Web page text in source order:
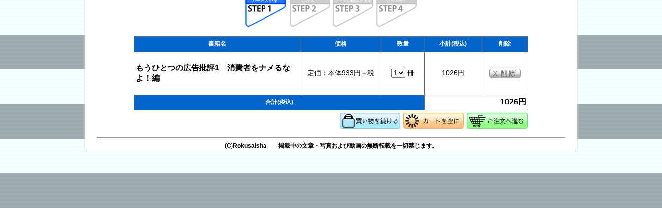
書籍名 価格 数量 小計(税込) 削除
もうひとつの広告批評1 消費者をナメるな
よ！編
定価：本体933円＋税 冊 1026円
合計(税込) 1026円
(C)Rokusaisha 掲載中の文章・写真および動画の無断転載を一切禁じます。